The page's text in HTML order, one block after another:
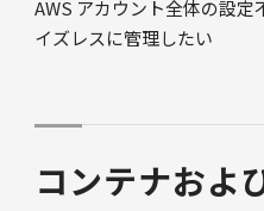
AWS アカウント全体の設
イズレスに管理したい
コンテナお